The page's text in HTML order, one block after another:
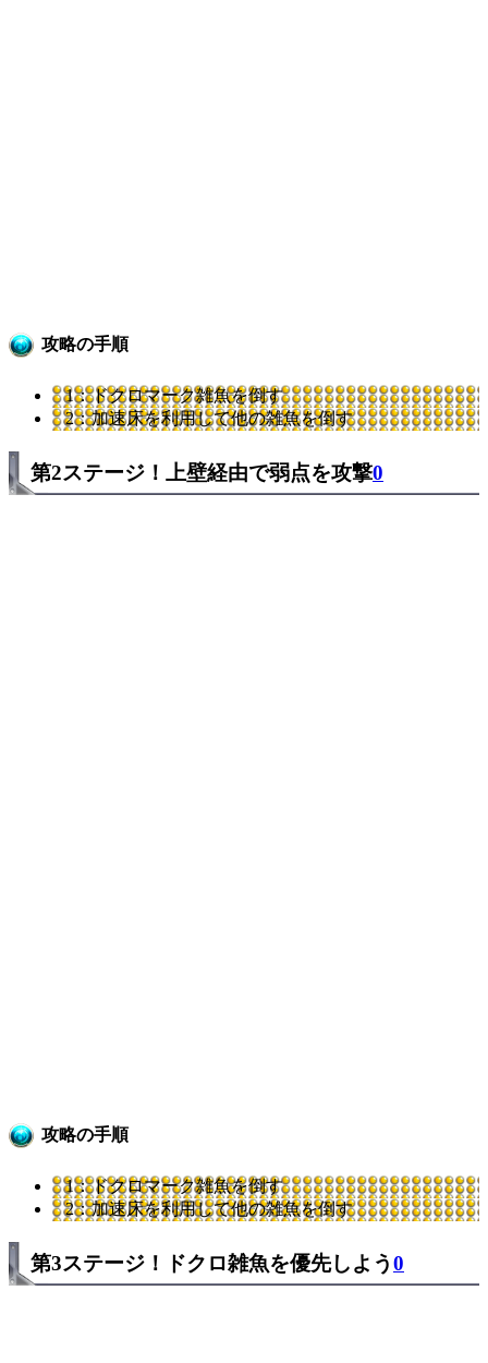
攻略の手順
1：ドクロマーク雑魚を倒す
2：加速床を利用して他の雑魚を倒す
第2ステージ！上壁経由で弱点を攻撃0
攻略の手順
1：ドクロマーク雑魚を倒す
2：加速床を利用して他の雑魚を倒す
第3ステージ！ドクロ雑魚を優先しよう0